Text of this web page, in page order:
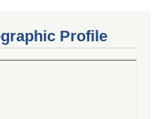
Profile